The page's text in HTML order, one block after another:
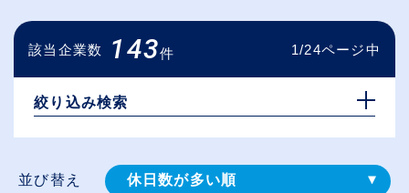
該当企業数 143件 1/24ページ中
絞り込み検索
並び替え 休日数が多い順